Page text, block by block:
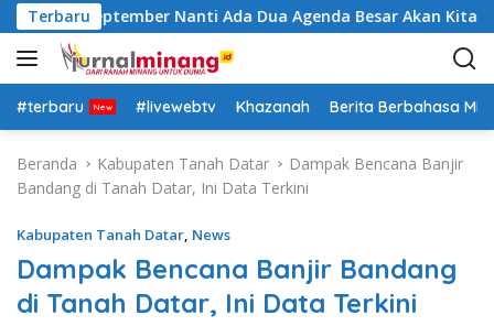
a
g
u
Terbaru
Allah September Nanti Ada Dua Agenda Besar Akan Kita
#terbaru #livewebtv Khazanah Berita Berbahasa
Beranda Kabupaten Tanah Datar
Dampak Bencana Banjir
Bandang di Tanah Datar, Ini Data Terkini
Kabupaten Tanah Datar, News
Dampak Bencana Banjir Bandang
di Tanah Datar, Ini Data Terkini